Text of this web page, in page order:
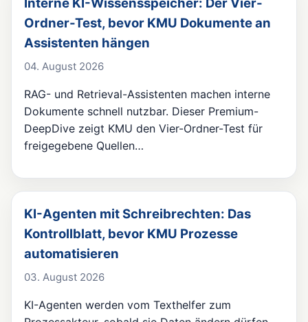
Ordner-Test, bevor KMU Dokumente an
Assistenten hängen
04. August 2026
RAG- und Retrieval-Assistenten machen interne
Dokumente schnell nutzbar. Dieser Premium-
DeepDive zeigt KMU den Vier-Ordner-Test für
freigegebene Quellen…
KI-Agenten mit Schreibrechten: Das
Kontrollblatt, bevor KMU Prozesse
automatisieren
03. August 2026
KI-Agenten werden vom Texthelfer zum